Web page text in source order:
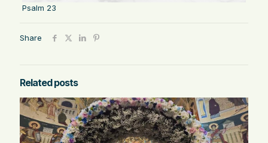
Psalm 23
Share
Related posts